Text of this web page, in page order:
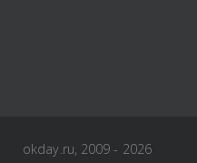
okday.ru, 2009 - 2026